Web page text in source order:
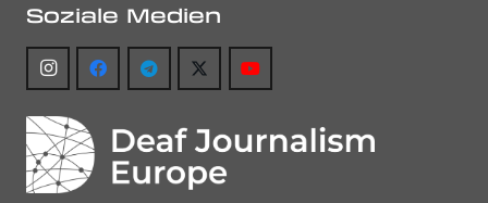
Soziale Medien